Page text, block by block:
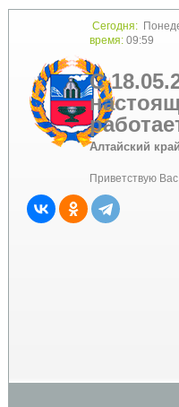
Сегодня:
время:09:59
С
Алтайский край
Приветствую Вас